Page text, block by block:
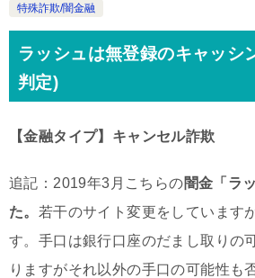
特殊詐欺/闇金融
ラッシュは無登録のキャッシ
判定)
【金融タイプ】キャンセル詐欺
追記：2019年3月こちらの闇金「ラ
た。 若干のサイト変更をしています
す。手口は銀行口座のだまし取りの
りますがそれ以外の手口の可能性も